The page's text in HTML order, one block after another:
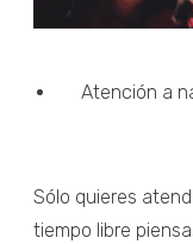
Atención a
Sólo quieres
tiempo libre